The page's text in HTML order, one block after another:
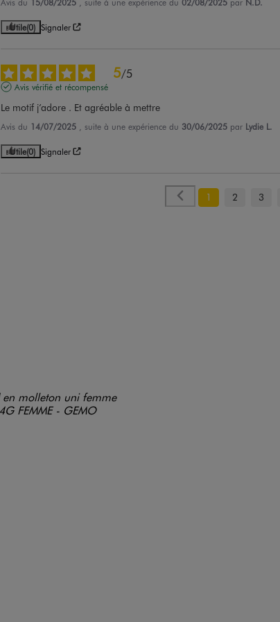
Utile(0) Signaler
5/5
Avis vérifié et récompensé
Le motif j’adore . Et agréable à mettre
Avis du 14/07/2025 , suite à une expérience du 30/06/2025 par Lydie L.
Utile(0) Signaler
1 2 3